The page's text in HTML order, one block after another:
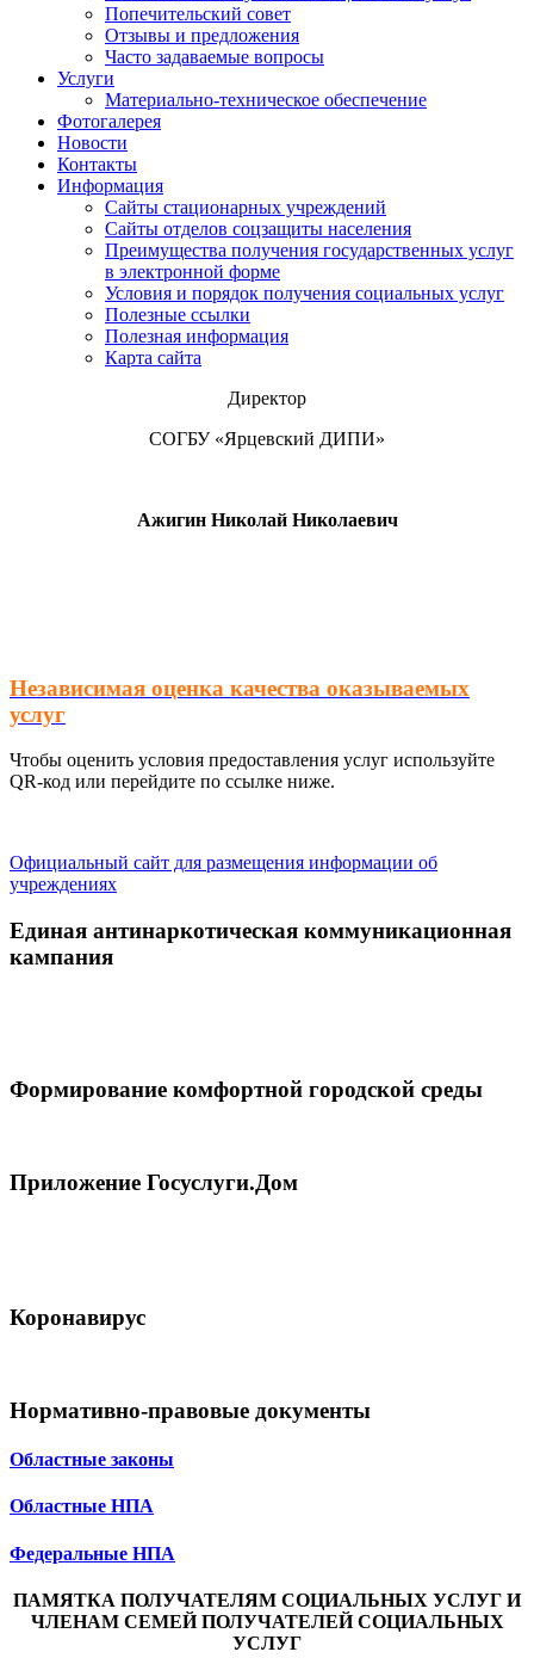
Попечительский совет
Отзывы и предложения
Часто задаваемые вопросы
Услуги
Материально-техническое обеспечение
Фотогалерея
Новости
Контакты
Информация
Сайты стационарных учреждений
Сайты отделов соцзащиты населения
Преимущества получения государственных услуг
в электронной форме
Условия и порядок получения социальных услуг
Полезные ссылки
Полезная информация
Карта сайта
Директор
СОГБУ «Ярцевский ДИПИ»
Ажигин Николай Николаевич
Независимая оценка качества оказываемых
услуг
Чтобы оценить условия предоставления услуг используйте
QR-код или перейдите по ссылке ниже.
Официальный сайт для размещения информации об
учреждениях
Единая антинаркотическая коммуникационная
кампания
Формирование комфортной городской среды
Приложение Госуслуги.Дом
Коронавирус
Нормативно-правовые документы
Областные законы
Областные НПА
Федеральные НПА
ПАМЯТКА ПОЛУЧАТЕЛЯМ СОЦИАЛЬНЫХ УСЛУГ И
ЧЛЕНАМ СЕМЕЙ ПОЛУЧАТЕЛЕЙ СОЦИАЛЬНЫХ
УСЛУГ